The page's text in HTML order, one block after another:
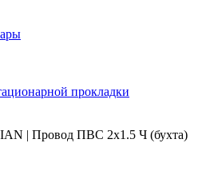
прокладки
| Провод ПВС 2х1.5 Ч (бухта)